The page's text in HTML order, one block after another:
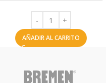
AÑADIR AL CARRITO